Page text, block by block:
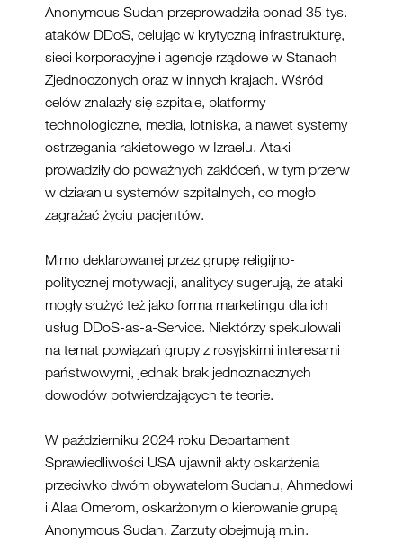
Anonymous Sudan przeprowadziła ponad 35 tys.
ataków DDoS, celując w krytyczną infrastrukturę,
sieci korporacyjne i agencje rządowe w Stanach
Zjednoczonych oraz w innych krajach. Wśród
celów znalazły się szpitale, platformy
technologiczne, media, lotniska, a nawet systemy
ostrzegania rakietowego w Izraelu. Ataki
prowadziły do poważnych zakłóceń, w tym przerw
w działaniu systemów szpitalnych, co mogło
zagrażać życiu pacjentów.
Mimo deklarowanej przez grupę religijno-
politycznej motywacji, analitycy sugerują, że ataki
mogły służyć też jako forma marketingu dla ich
usług DDoS-as-a-Service. Niektórzy spekulowali
na temat powiązań grupy z rosyjskimi interesami
państwowymi, jednak brak jednoznacznych
dowodów potwierdzających te teorie.
W październiku 2024 roku Departament
Sprawiedliwości USA ujawnił akty oskarżenia
przeciwko dwóm obywatelom Sudanu, Ahmedowi
i Alaa Omerom, oskarżonym o kierowanie grupą
Anonymous Sudan. Zarzuty obejmują m.in.